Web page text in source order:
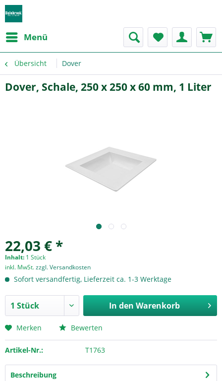
Menü
Übersicht Dover
Dover, Schale, 250 x 250 x 60 mm, 1 Liter
22,03 € *
Inhalt: 1 Stück
inkl. MwSt.zzgl. Versandkosten
Sofort versandfertig, Lieferzeit ca. 1-3 Werktage
In den Warenkorb
Merken Bewerten
Artikel-Nr.: T1763
Beschreibung